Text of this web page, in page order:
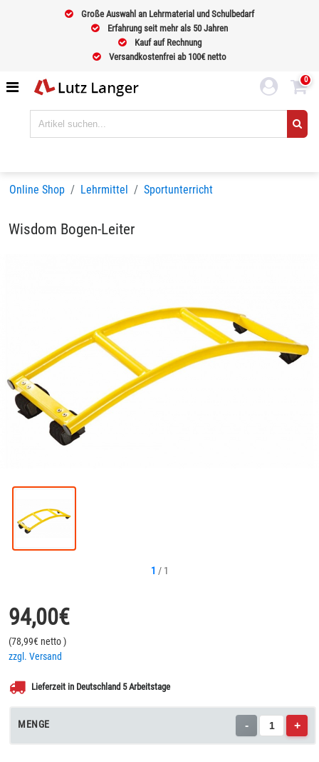
Große Auswahl an Lehrmaterial und Schulbedarf
Erfahrung seit mehr als 50 Jahren
Kauf auf Rechnung
Versandkostenfrei ab 100€ netto
0
Online Shop Lehrmittel Sportunterricht
Wisdom Bogen-Leiter
1 / 1
94,00€
(78,99€ netto)
zzgl. Versand
Lieferzeit in Deutschland 5 Arbeitstage
MENGE - +